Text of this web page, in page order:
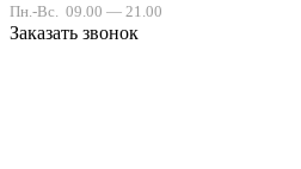
Пн.-Вс. 09.00 — 21.00
Заказать звонок